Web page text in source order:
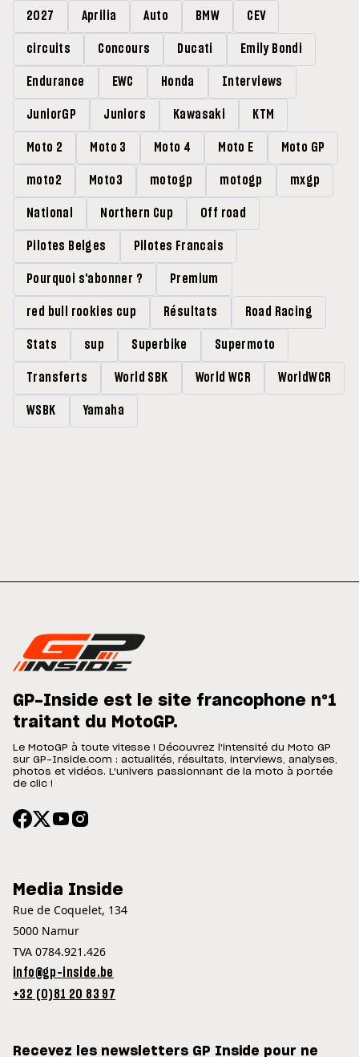
2027 Aprilia Auto BMW CEV
circuits Concours Ducati Emily Bondi
Endurance EWC Honda Interviews
JuniorGP Juniors Kawasaki KTM
Moto 2 Moto 3 Moto 4 Moto E Moto GP
moto2 Moto3 motogp motogp mxgp
National Northern Cup Off road
Pilotes Belges Pilotes Francais
Pourquoi s'abonner ? Premium
red bull rookies cup Résultats Road Racing
Stats sup Superbike Supermoto
Transferts World SBK World WCR WorldWCR
WSBK Yamaha
GP-Inside est le site francophone n°1
traitant du MotoGP.
Le MotoGP à toute vitesse ! Découvrez l'intensité du Moto GP
sur GP-Inside.com : actualités, résultats, interviews, analyses,
photos et vidéos. L'univers passionnant de la moto à portée
de clic !
Media Inside
Rue de Coquelet, 134
5000 Namur
TVA 0784.921.426
info@gp-inside.be
+32 (0)81 20 83 97
Recevez les newsletters GP Inside pour ne